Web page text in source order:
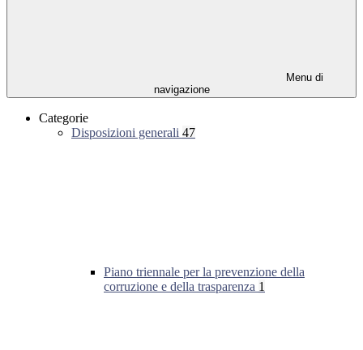
Menu di
navigazione
Categorie
Disposizioni generali 47
Piano triennale per la prevenzione della
corruzione e della trasparenza 1